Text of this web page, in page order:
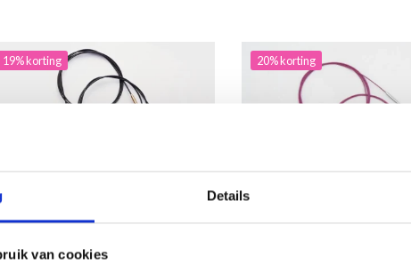
Details
van cookies
19% korting 20% korting